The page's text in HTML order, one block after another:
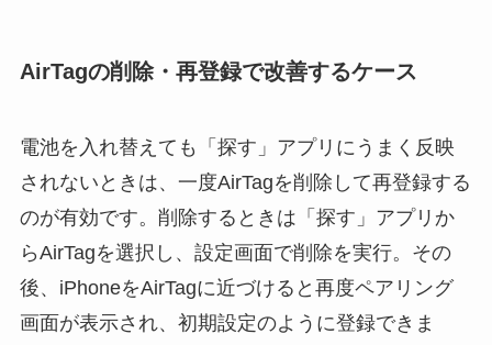
AirTagの削除・再登録で改善するケース
電池を入れ替えても「探す」アプリにうまく反映
されないときは、一度AirTagを削除して再登録する
のが有効です。削除するときは「探す」アプリか
らAirTagを選択し、設定画面で削除を実行。その
後、iPhoneをAirTagに近づけると再度ペアリング
画面が表示され、初期設定のように登録できま